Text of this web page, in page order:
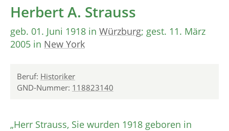
Herbert A. Strauss
geb. 01. Juni 1918 in Würzburg; gest. 11. März
2005 in New York
Beruf: Historiker
GND-Nummer: 118823140
„Herr Strauss, Sie wurden 1918 geboren in